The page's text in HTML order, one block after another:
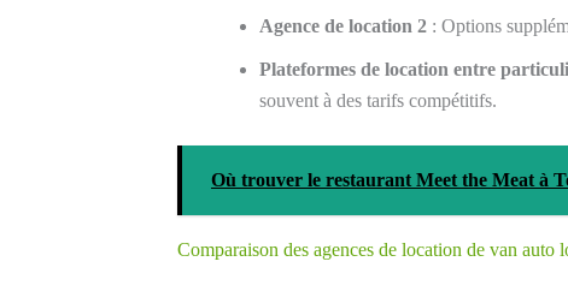
Agence de location 2 : Options
Plateformes de location entre
souvent à des tarifs compétitifs.
Où trouver le restaurant Meet the Meat à
Comparaison des agences de location de van auto